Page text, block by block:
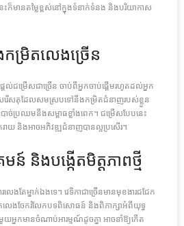
ះក៏មានតម្លៃខ្ពស់នៅក្នុងទំនាក់ទំនង និងបរិយាកាស
ម្រិតលេងច្រើន
ល់ជម្រើសជាច្រើន ចាប់ពីអ្នកចាប់ផ្តើមរហូតដល់អ្នក
រើសតុដែលសមស្របទៅនឹងកម្រិតជំនាញរបស់ខ្លួន
ច់ប្រឈមនឹងសម្ពាធខ្លាំងពេក។ ជម្រើសបែបនេះ
ាយ និងអាចអភិវឌ្ឍជំនាញបានល្អប្រសើរ។
និងបង្កើតមិត្តភាពថ្មី
ងតែម្នាក់ឯងទេ។ វេទិកាជាច្រើនមានមុខងារជជែក
េងចែករំលែកបទពិសោធន៍ និងពិភាក្សាអំពីយុទ្ធ
យអ្នកមានចំណាប់អារម្មណ៍ដូចគ្នា អាចនាំឱ្យកើត